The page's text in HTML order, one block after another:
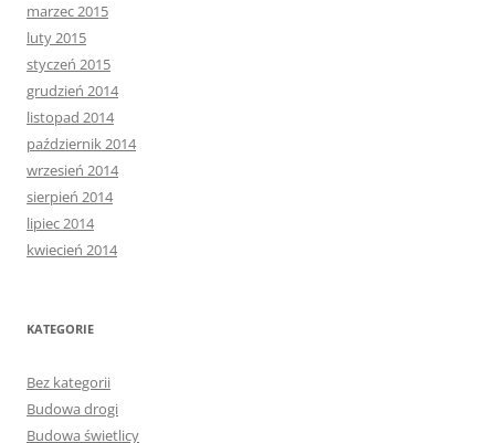
marzec 2015
luty 2015
styczeń 2015
grudzień 2014
listopad 2014
październik 2014
wrzesień 2014
sierpień 2014
lipiec 2014
kwiecień 2014
KATEGORIE
Bez kategorii
Budowa drogi
Budowa świetlicy